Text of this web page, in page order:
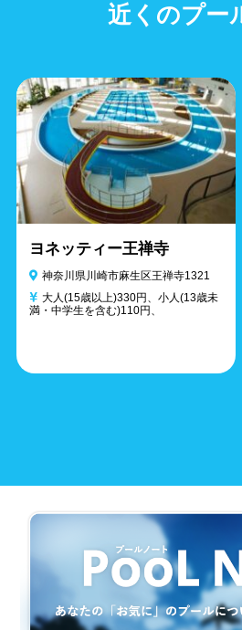
近くのプー
ヨネッティー王禅寺
神奈川県川崎市麻生区王禅寺1321
大人(15歳以上)330円、小人(13歳未
満・中学生を含む)110円、